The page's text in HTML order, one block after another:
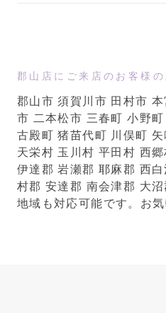
郡山店にご来店のお客様
郡山市 須賀川市 田村市
市 二本松市 三春町 小野
古殿町 猪苗代町 川俣町
天栄村 玉川村 平田村 西
伊達郡 岩瀬郡 耶麻郡 西
村郡 安達郡 南会津郡 大沼
地域も対応可能です。お